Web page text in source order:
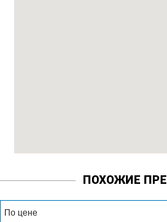
ПОХОЖИЕ
По цене